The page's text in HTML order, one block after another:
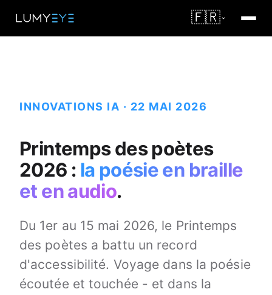
🇫🇷
INNOVATIONS IA · 22 MAI 2026
Printemps des poètes
2026 : la poésie en braille
et en audio.
Du 1er au 15 mai 2026, le Printemps
des poètes a battu un record
d'accessibilité. Voyage dans la poésie
écoutée et touchée - et dans la